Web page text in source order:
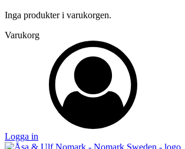
Inga produkter i varukorgen.
Varukorg
Logga in